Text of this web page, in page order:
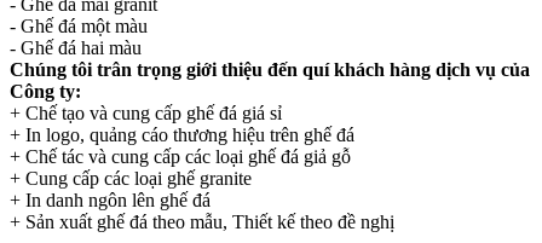
- Ghế đá một màu
- Ghế đá hai màu
Chúng tôi trân trọng giới thiệu đến quí khách hàng dịch vụ của
Công ty:
+ Chế tạo và cung cấp ghế đá giá sỉ
+ In logo, quảng cáo thương hiệu trên ghế đá
+ Chế tác và cung cấp các loại ghế đá giả gỗ
+ Cung cấp các loại ghế granite
+ In danh ngôn lên ghế đá
+ Sản xuất ghế đá theo mẫu, Thiết kế theo đề nghị